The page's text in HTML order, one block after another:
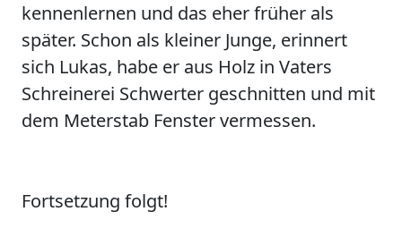
kennenlernen und das eher früher als
später. Schon als kleiner Junge, erinnert
sich Lukas, habe er aus Holz in Vaters
Schreinerei Schwerter geschnitten und mit
dem Meterstab Fenster vermessen.
Fortsetzung folgt!